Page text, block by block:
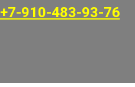
+7-910-483-93-76